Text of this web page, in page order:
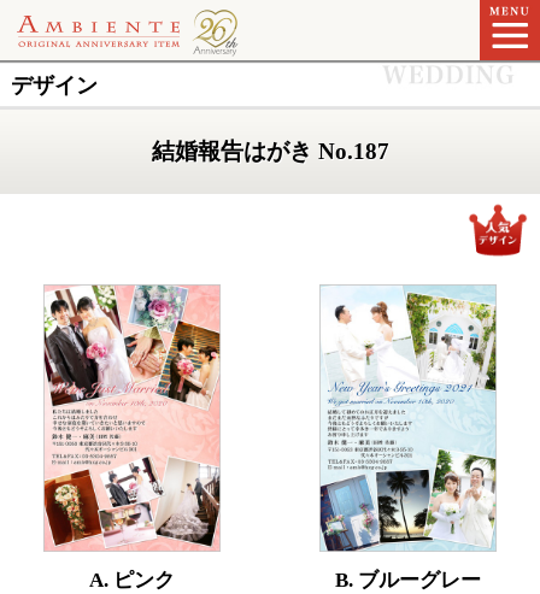
デザイン
結婚報告はがき No.187
A. ピンク B. ブルーグレー